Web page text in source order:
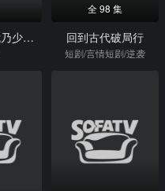
东北大集之我乃少东家
全 98 集
回到古代破局行
短剧/言情短剧/逆袭